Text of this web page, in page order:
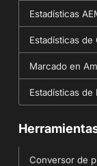
Estadísticas
Estadísticas de
Marcado en
Estadísticas
Conversor de